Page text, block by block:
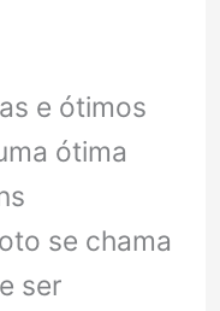
e ótimos
ótima
se chama
ser